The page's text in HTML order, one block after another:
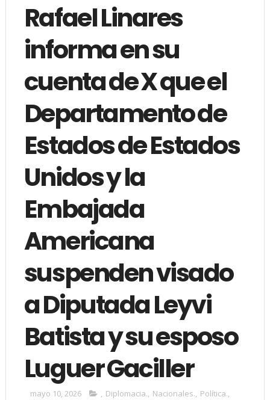
Rafael Linares
informa en su
cuenta de X que el
Departamento de
Estados de Estados
Unidos y la
Embajada
Americana
suspenden visado
a Diputada Leyvi
Batista y su esposo
Luguer Gaciller
mayo 10, 2026 , Diplomacia., Nacionales., Política.,